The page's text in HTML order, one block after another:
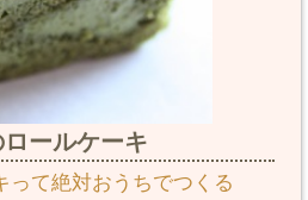
ールケーキ
って絶対おうちでつくる